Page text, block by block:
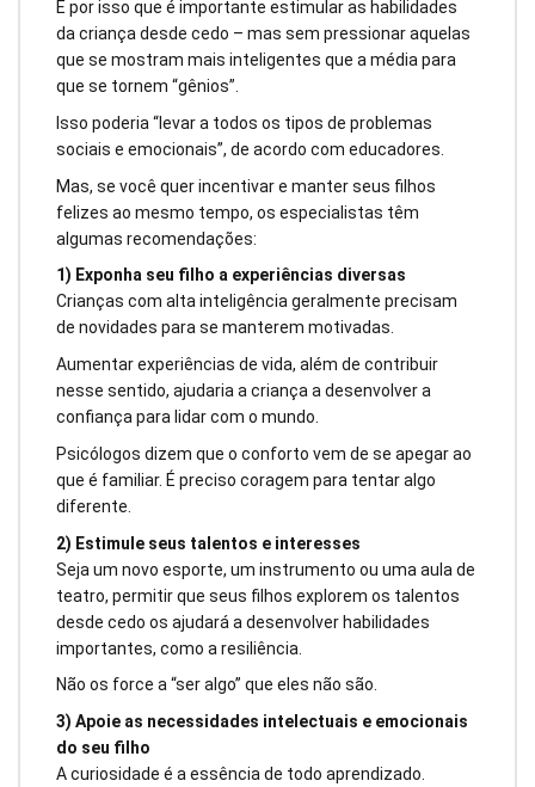
É por isso que é importante estimular as habilidades
da criança desde cedo – mas sem pressionar aquelas
que se mostram mais inteligentes que a média para
que se tornem “gênios”.
Isso poderia “levar a todos os tipos de problemas
sociais e emocionais”, de acordo com educadores.
Mas, se você quer incentivar e manter seus filhos
felizes ao mesmo tempo, os especialistas têm
algumas recomendações:
1) Exponha seu filho a experiências diversas
Crianças com alta inteligência geralmente precisam
de novidades para se manterem motivadas.
Aumentar experiências de vida, além de contribuir
nesse sentido, ajudaria a criança a desenvolver a
confiança para lidar com o mundo.
Psicólogos dizem que o conforto vem de se apegar ao
que é familiar. É preciso coragem para tentar algo
diferente.
2) Estimule seus talentos e interesses
Seja um novo esporte, um instrumento ou uma aula de
teatro, permitir que seus filhos explorem os talentos
desde cedo os ajudará a desenvolver habilidades
importantes, como a resiliência.
Não os force a “ser algo” que eles não são.
3) Apoie as necessidades intelectuais e emocionais
do seu filho
A curiosidade é a essência de todo aprendizado.